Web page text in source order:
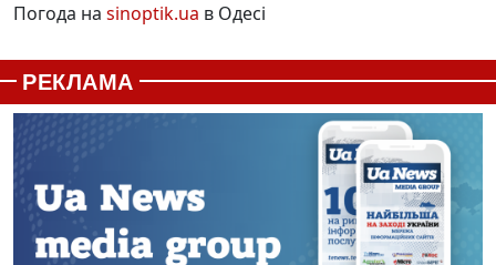
Погода на sinoptik.ua в Одесі
РЕКЛАМА